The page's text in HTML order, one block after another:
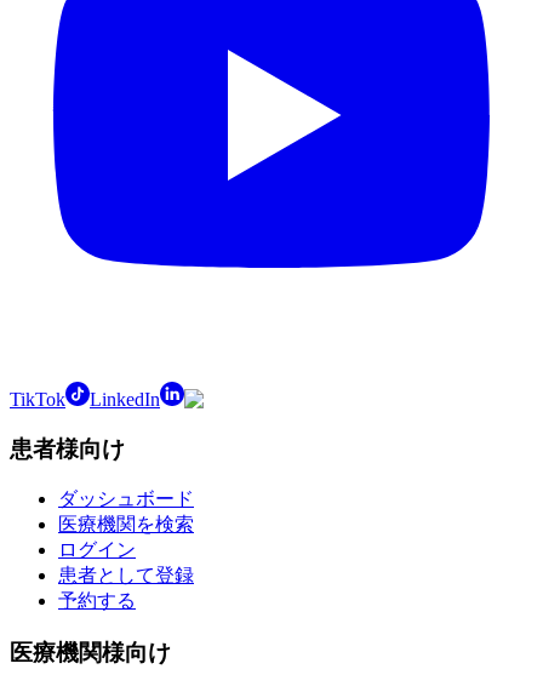
TikTok LinkedIn
患者様向け
ダッシュボード
医療機関を検索
ログイン
患者として登録
予約する
医療機関様向け